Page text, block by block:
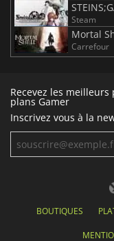
Steam
Mortal
Carrefour
Recevez les
plans Gamer
Inscrivez vous à la
BOUTIQUES